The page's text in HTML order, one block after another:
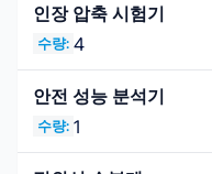
인장 압축 시험기
수량: 4
안전 성능 분석기
수량: 1